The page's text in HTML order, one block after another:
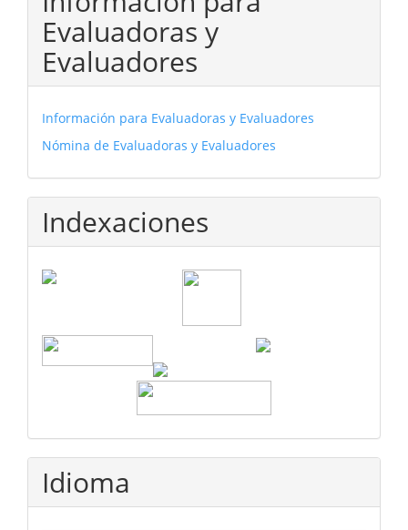
Evaluadoras y
Evaluadores
Información para Evaluadoras y Evaluadores
Nómina de Evaluadoras y Evaluadores
Indexaciones
Idioma